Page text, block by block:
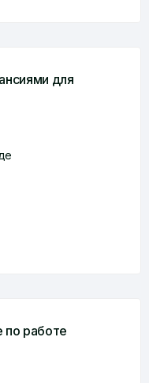
для
работе